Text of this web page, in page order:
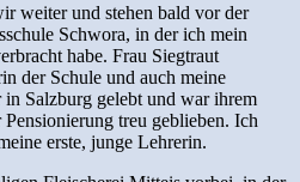
weiter und stehen bald vor der
Schwora, in der ich mein
habe. Frau Siegtraut
der Schule und auch meine
in Salzburg gelebt und war ihrem
treu geblieben. Ich
erste, junge Lehrerin.